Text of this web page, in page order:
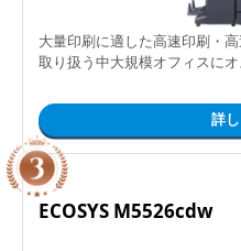
大量印刷に適した高速印刷・
取り扱う中大規模オフィスにオ
詳
ECOSYS M5526cdw